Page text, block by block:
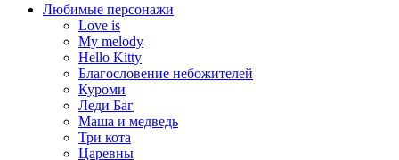
Любимые персонажи
Love is
My melody
Hello Kitty
Благословение небожителей
Куроми
Леди Баг
Маша и медведь
Три кота
Царевны